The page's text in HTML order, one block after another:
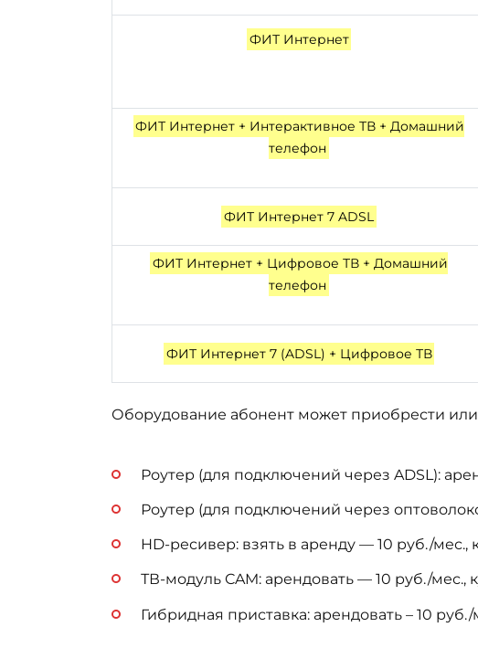
ФИТ Интернет
ФИТ Интернет + Интерактивное ТВ + Домашний
телефон
ФИТ Интернет 7 ADSL
ФИТ Интернет + Цифровое ТВ + Домашний
телефон
ФИТ Интернет 7 (ADSL) + Цифровое ТВ
Оборудование абонент может приобрести
Роутер (для подключений через ADSL):
Роутер (для подключений через
HD-ресивер: взять в аренду — 10 руб./мес.,
ТВ-модуль CAM: арендовать — 10 руб./мес.,
Гибридная приставка: арендовать – 10 руб./